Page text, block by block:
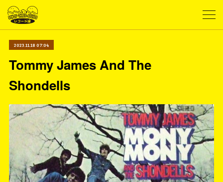
2023.11.18 07:04
Tommy James And The
Shondells